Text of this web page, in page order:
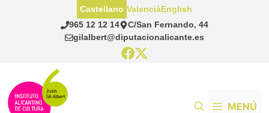
965 12 12 14
C/San Fernando, 44
gilalbert@diputacionalicante.es
Castellano ValenciàEnglish
MENÚ